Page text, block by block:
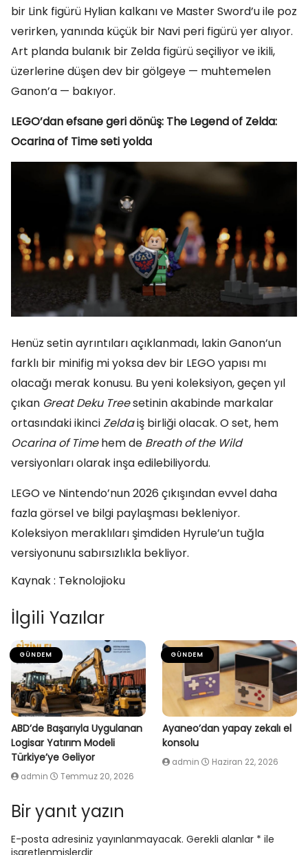
bir Link figürü Hylian kalkanı ve Master Sword’u ile poz
verirken, yanında küçük bir Navi peri figürü yer alıyor.
Art planda bulanık bir Zelda figürü seçiliyor ve ikili,
üzerlerine düşen dev bir gölgeye — muhtemelen
Ganon’a — bakıyor.
LEGO’dan efsane geri dönüş: The Legend of Zelda:
Ocarina of Time seti yolda
Henüz setin ayrıntıları açıklanmadı, lakin Ganon’un
farklı bir minifig mi yoksa dev bir LEGO yapısı mı
olacağı merak konusu. Bu yeni koleksiyon, geçen yıl
çıkan Great Deku Treesetinin akabinde markalar
ortasındaki ikinciZeldaiş birliği olacak. O set, hem
Ocarina of Timehem de Breath of the Wild
versiyonları olarak inşa edilebiliyordu.
LEGO ve Nintendo’nun 2026 çıkışından evvel daha
fazla görsel ve bilgi paylaşması bekleniyor.
Koleksiyon meraklıları şimdiden Hyrule’un tuğla
versiyonunu sabırsızlıkla bekliyor.
Kaynak : Teknolojioku
İlgili Yazılar
GÜNDEM
ABD’de Başarıyla Uygulanan
Logisar Yatırım Modeli
Türkiye’ye Geliyor
admin Temmuz 20, 2026
GÜNDEM
Ayaneo’dan yapay zekalı el
konsolu
admin Haziran 22, 2026
Bir yanıt yazın
E-posta adresiniz yayınlanmayacak. Gerekli alanlar * ile
işaretlenmişlerdir